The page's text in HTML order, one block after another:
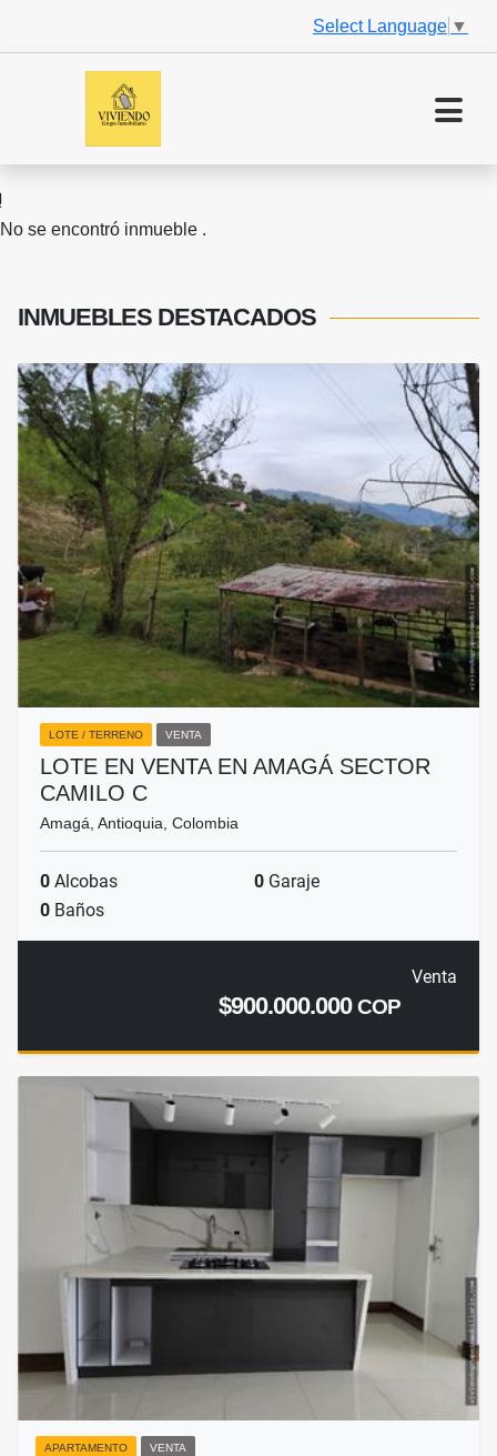
Select Language ▼
No se encontró inmueble .
INMUEBLES DESTACADOS
LOTE / TERRENO VENTA
LOTE EN VENTA EN AMAGÁ SECTOR
CAMILO C
Amagá, Antioquia, Colombia
0 Alcobas 0 Garaje
0 Baños
Venta
$900.000.000COP
APARTAMENTO VENTA